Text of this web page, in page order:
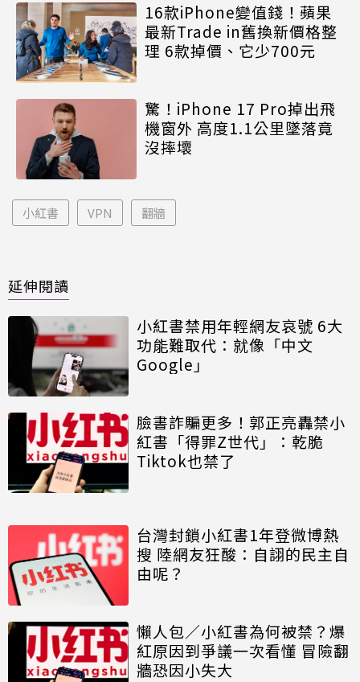
16款iPhone變值錢！蘋果
最新Trade in舊換新價格整
理 6款掉價、它少700元
驚！iPhone 17 Pro掉出飛
機窗外 高度1.1公里墜落竟
沒摔壞
小紅書 VPN 翻牆
延伸閱讀
小紅書禁用年輕網友哀號 6大
功能難取代：就像「中文
Google」
臉書詐騙更多！郭正亮轟禁小
紅書「得罪Z世代」：乾脆
Tiktok也禁了
台灣封鎖小紅書1年登微博熱
搜 陸網友狂酸：自詡的民主自
由呢？
懶人包／小紅書為何被禁？爆
紅原因到爭議一次看懂 冒險翻
牆恐因小失大